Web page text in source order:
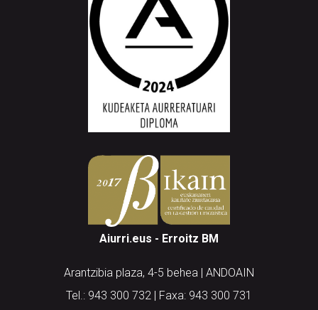
Aiurri.eus - Erroitz BM
Arantzibia plaza, 4-5 behea | ANDOAIN
Tel.: 943 300 732 | Faxa: 943 300 731